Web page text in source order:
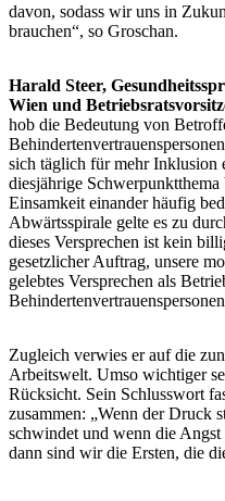
davon, sodass wir uns in
brauchen“, so Groschan.
Harald Steer,
Wien und
hob die Bedeutung von
sich täglich für mehr Inklusion
diesjährige
Einsamkeit einander häufig
Abwärtsspirale gelte es zu
dieses Versprechen ist kein
gesetzlicher Auftrag, unsere
gelebtes Versprechen als
Zugleich verwies er auf die
Arbeitswelt. Umso wichtiger
Rücksicht. Sein Schlusswort
zusammen: „Wenn der Druck
schwindet und wenn die
dann sind wir die Ersten, die